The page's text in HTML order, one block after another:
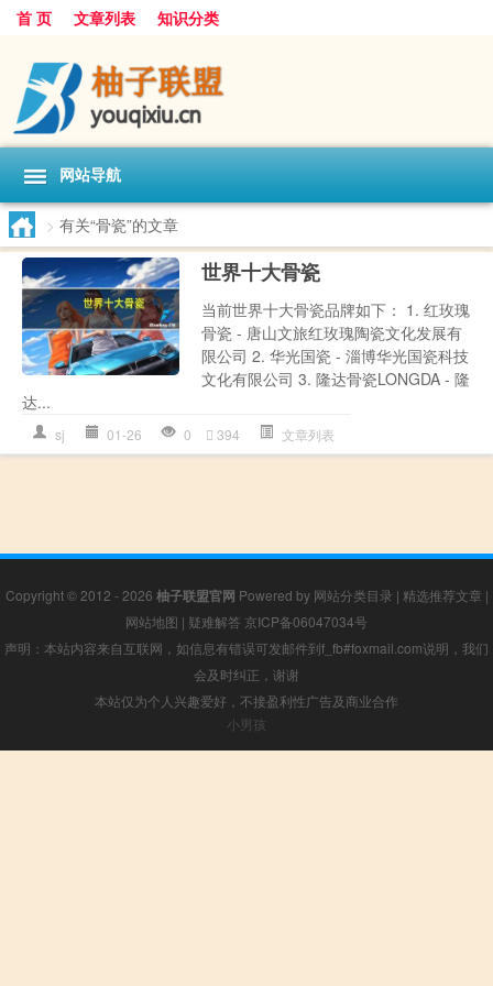
首 页 文章列表 知识分类
网站导航
> 有关“骨瓷”的文章
世界十大骨瓷
当前世界十大骨瓷品牌如下： 1. 红玫瑰
骨瓷 - 唐山文旅红玫瑰陶瓷文化发展有
限公司 2. 华光国瓷 - 淄博华光国瓷科技
文化有限公司 3. 隆达骨瓷LONGDA - 隆
达...
sj 01-26 0 394 文章列表
Copyright © 2012 - 2026 柚子联盟官网 Powered by 网站分类目录 | 精选推荐文章 |
网站地图 | 疑难解答 京ICP备06047034号
声明：本站内容来自互联网，如信息有错误可发邮件到f_fb#foxmail.com说明，我们
会及时纠正，谢谢
本站仅为个人兴趣爱好，不接盈利性广告及商业合作
小男孩